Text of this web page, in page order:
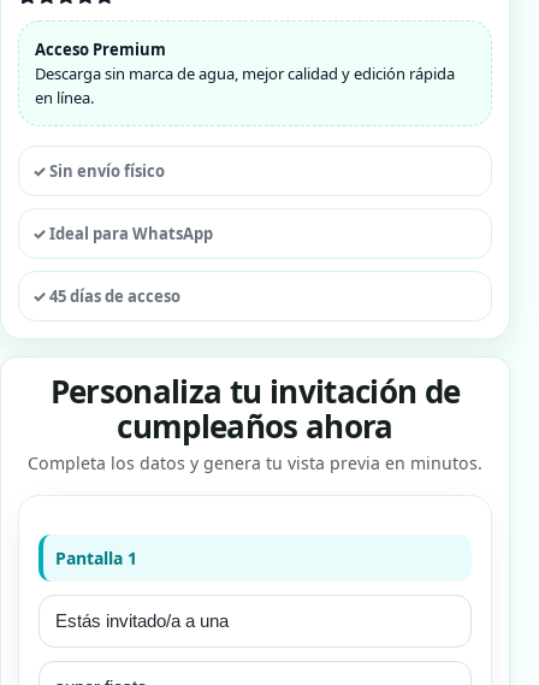
Valorado
con
de 5 en
base a
1
valoración
de un
cliente
Acceso Premium
Descarga sin marca de agua, mejor calidad y edición rápida
en línea.
✓ Sin envío físico
✓ Ideal para WhatsApp
✓ 45 días de acceso
Personaliza tu invitación de
cumpleaños ahora
Completa los datos y genera tu vista previa en minutos.
Pantalla 1